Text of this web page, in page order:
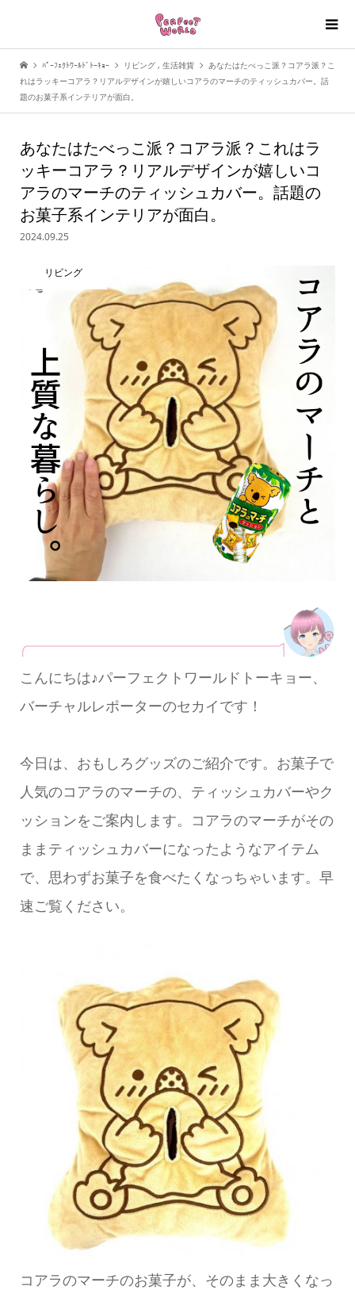
ﾊﾟｰﾌｪｸﾄﾜｰﾙﾄﾞﾄｰｷｮｰ リビング , 生活雑貨
あなたはたべっこ派？コアラ派？こ
れはラッキーコアラ？リアルデザインが嬉しいコアラのマーチのティッシュカバー。話
題のお菓子系インテリアが面白。
あなたはたべっこ派？コアラ派？これはラ
ッキーコアラ？リアルデザインが嬉しいコ
アラのマーチのティッシュカバー。話題の
お菓子系インテリアが面白。
2024.09.25
リビング
こんにちは♪パーフェクトワールドトーキョー、
バーチャルレポーターのセカイです！
今日は、おもしろグッズのご紹介です。お菓子で
人気のコアラのマーチの、ティッシュカバーやク
ッションをご案内します。コアラのマーチがその
ままティッシュカバーになったようなアイテム
で、思わずお菓子を食べたくなっちゃいます。早
速ご覧ください。
コアラのマーチのお菓子が、そのまま大きくなっ